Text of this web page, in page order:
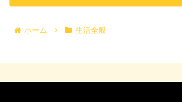
ホーム 生活全般